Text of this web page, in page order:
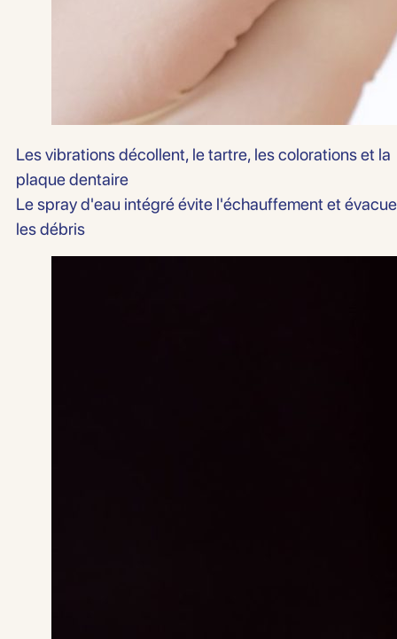
Les vibrations décollent, le tartre, les colorations et la
plaque dentaire
Le spray d'eau intégré évite l'échauffement et évacue
les débris